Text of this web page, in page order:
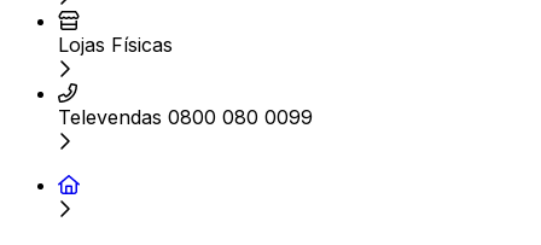
Lojas Físicas
Televendas 0800 080 0099